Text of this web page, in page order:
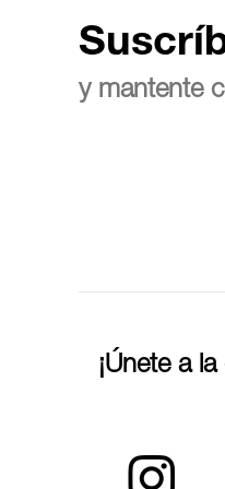
y mantente
¡Únete a